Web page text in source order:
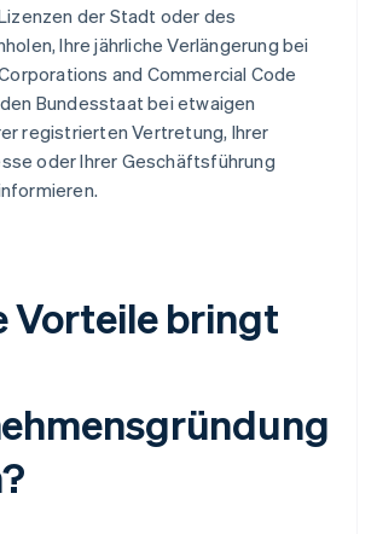
der Stadt oder des
Ihre jährliche Verlängerung bei
and Commercial Code
Bundesstaat bei etwaigen
registrierten Vertretung, Ihrer
oder Ihrer Geschäftsführung
Vorteile bringt